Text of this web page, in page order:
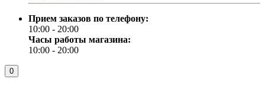
Прием заказов по телефону:
10:00 - 20:00
Часы работы магазина:
10:00 - 20:00
0